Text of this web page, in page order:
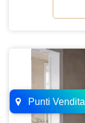
Punti Vendita